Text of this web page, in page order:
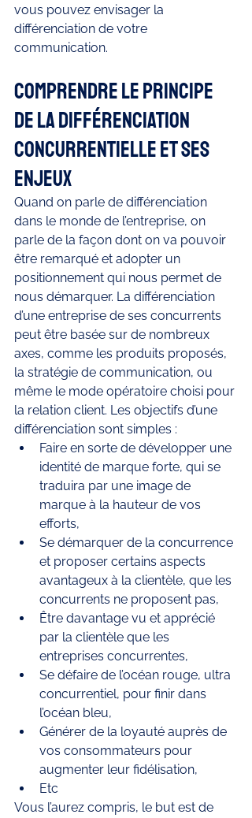
vous pouvez envisager la
différenciation de votre
communication.
Comprendre le principe
de la différenciation
concurrentielle et ses
enjeux
Quand on parle de différenciation
dans le monde de l’entreprise, on
parle de la façon dont on va pouvoir
être remarqué et adopter un
positionnement qui nous permet de
nous démarquer. La différenciation
d’une entreprise de ses concurrents
peut être basée sur de nombreux
axes, comme les produits proposés,
la stratégie de communication, ou
même le mode opératoire choisi pour
la relation client. Les objectifs d’une
différenciation sont simples :
Faire en sorte de développer une
identité de marque forte, qui se
traduira par une image de
marque à la hauteur de vos
efforts,
Se démarquer de la concurrence
et proposer certains aspects
avantageux à la clientèle, que les
concurrents ne proposent pas,
Être davantage vu et apprécié
par la clientèle que les
entreprises concurrentes,
Se défaire de l’océan rouge, ultra
concurrentiel, pour finir dans
l’océan bleu,
Générer de la loyauté auprès de
vos consommateurs pour
augmenter leur fidélisation,
Etc
Vous l’aurez compris, le but est de